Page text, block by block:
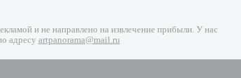
и не направлено на извлечение прибыли. У нас
адресу artpanorama@mail.ru